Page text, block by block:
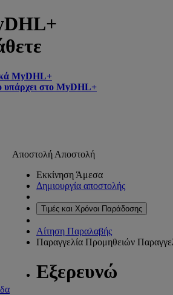
MyDHL+
υπάρχει στο MyDHL+
Αποστολή Αποστολή
Εκκίνηση Άμεσα
Δημιουργία αποστολής
Τιμές και Χρόνοι Παράδοσης
Αίτηση Παραλαβής
Παραγγελία Προμηθειών
Εξερευνώ